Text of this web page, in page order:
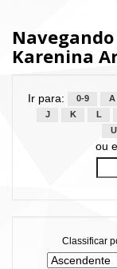
Karenina
Ir para: 0-9 A
J
K L
U
ou
Classificar